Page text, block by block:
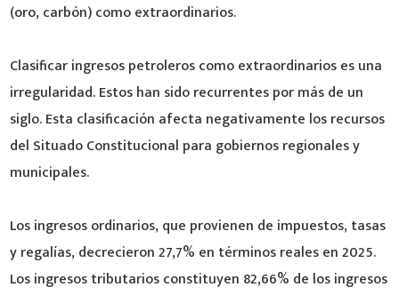
(oro, carbón) como extraordinarios.
Clasificar ingresos petroleros como extraordinarios es una
irregularidad. Estos han sido recurrentes por más de un
siglo. Esta clasificación afecta negativamente los recursos
del Situado Constitucional para gobiernos regionales y
municipales.
Los ingresos ordinarios, que provienen de impuestos, tasas
y regalías, decrecieron 27,7% en términos reales en 2025.
Los ingresos tributarios constituyen 82,66% de los ingresos